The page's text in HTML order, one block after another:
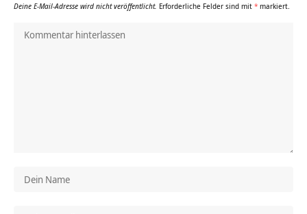
Deine E-Mail-Adresse wird nicht veröffentlicht. Erforderliche Felder sind mit * markiert.